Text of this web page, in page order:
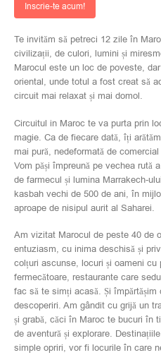
Inscrie-te acum!
Te invităm să petreci 12 zile în
civilizații, de culori, lumini și
Marocul este un loc de poveste,
oriental, unde totul a fost creat să
circuit mai relaxat și mai domol.
Circuitul in Maroc te va purta prin
magie. Ca de fiecare dată, îți
mai pură, nedeformată de
Vom păși împreună pe vechea rută
de farmecul și lumina Marrakech-
kasbah vechi de 500 de ani, în
aproape de nisipul aurit al Saharei.
Am vizitat Marocul de peste 40 de
entuziasm, cu inima deschisă și
colțuri ascunse, locuri și oameni cu
fermecătoare, restaurante care
fac să te simți acasă. Și
descoperiri. Am gândit cu grijă un
și grabă, căci în Maroc te bucuri în
de aventură și explorare.
simple opriri, vor fi locurile în care